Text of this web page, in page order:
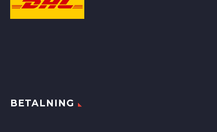
BETALNING